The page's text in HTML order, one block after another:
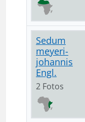
Sedum
meyeri-
johannis
Engl.
2 Fotos